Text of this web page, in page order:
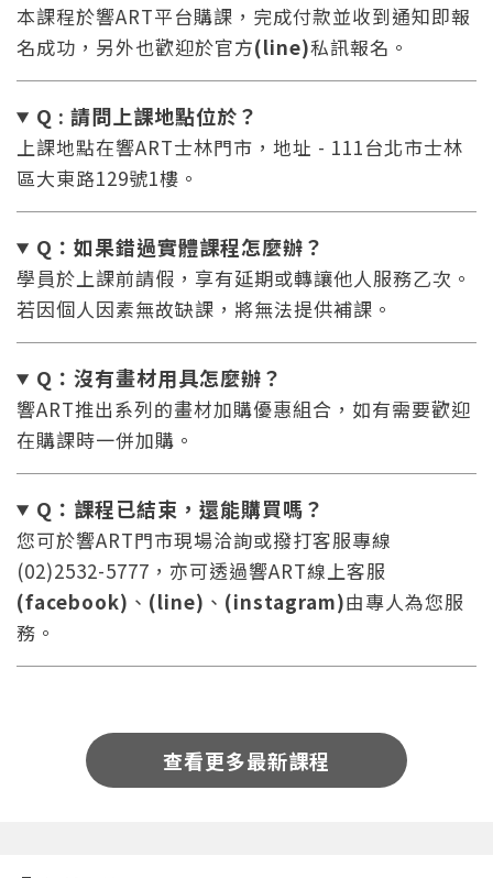
或 或
您將收到一封Email，請依照信件中的指示重新登
重設密碼
系統偵測到您的帳號重複登入，
點擊下方「確定」將前一位使用者強制登出。
確定
取消
本課程於響ART平台購課，完成付款並收到通知即報
名成功，另外也歡迎於官方(line)私訊報名。
Q : 請問上課地點位於？
上課地點在響ART士林門市，地址 - 111台北市士林
區大東路129號1樓。
Q：如果錯過實體課程怎麼辦？
學員於上課前請假，享有延期或轉讓他人服務乙次。
若因個人因素無故缺課，將無法提供補課。
Q：沒有畫材用具怎麼辦？
響ART推出系列的畫材加購優惠組合，如有需要歡迎
在購課時一併加購。
Q：課程已結束，還能購買嗎？
您可於響ART門市現場洽詢或撥打客服專線
(02)2532-5777，亦可透過響ART線上客服
(facebook) 、 (line) 、 (instagram)由專人為您服
務。
查看更多最新課程